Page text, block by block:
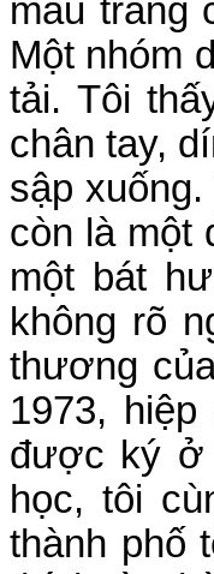
màu trắng
Một nhóm
tải. Tôi
chân tay,
sập
còn là một
một bát
không rõ
thương
1973,
được ký ở
học, tôi
thành phố